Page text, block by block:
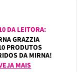
DA LEITORA:
GRAZZIA
PRODUTOS
DA MIRNA!
MAIS